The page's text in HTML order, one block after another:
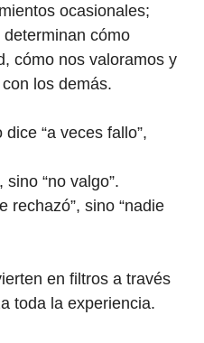
ocasionales;
cómo
cómo nos valoramos y
los demás.
“a veces fallo”,
sino “no valgo”.
rechazó”, sino “nadie
en filtros a través
toda la experiencia.